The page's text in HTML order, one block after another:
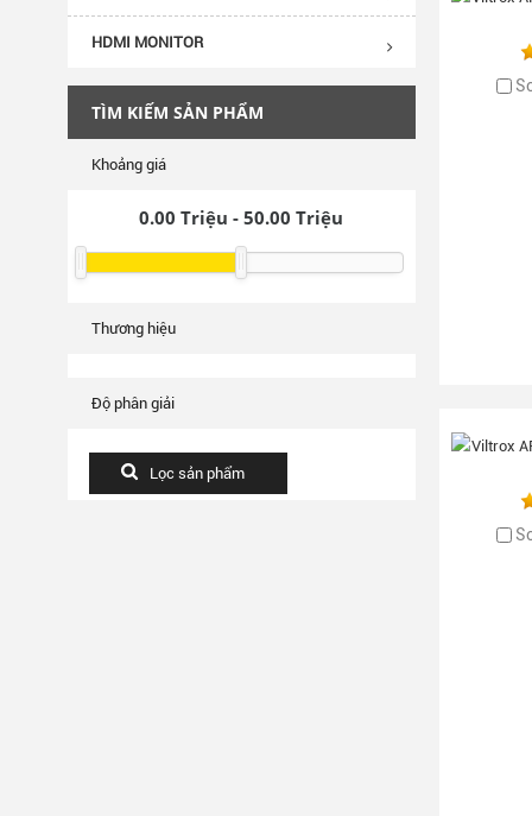
HDMI MONITOR
TÌM KIẾM SẢN PHẨM
Khoảng giá
0.00 Triệu -50.00 Triệu
Thương hiệu
Độ phân giải